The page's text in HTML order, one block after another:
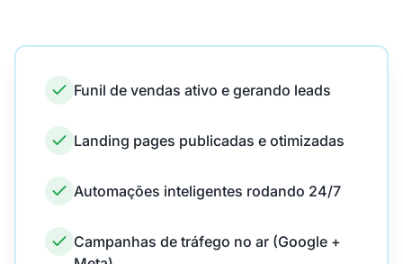
Funil de vendas ativo e gerando leads
Landing pages publicadas e otimizadas
Automações inteligentes rodando 24/7
Campanhas de tráfego no ar (Google +